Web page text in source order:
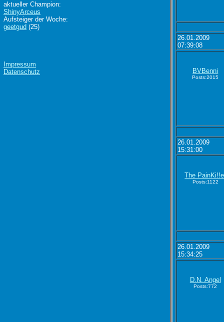
26.01.2009
07:39:08
BVBenni
Posts:2015
26.01.2009
15:31:00
The
Posts:1122
26.01.2009
15:34:25
D.N. Angel
Posts:772
aktueller Champion:
ShinyArceus
Aufsteiger der Woche:
geetgud (25)
Impressum
Datenschutz